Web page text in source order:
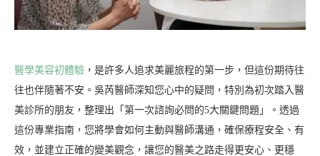
醫學美容初體驗 ，是許多人追求美麗旅程的第一步，但這份期待往
往也伴隨著不安。吳芮醫師深知您心中的疑問，特別為初次踏入醫
美診所的朋友，整理出「第一次諮詢必問的5大關鍵問題」。透過
這份專業指南，您將學會如何主動與醫師溝通，確保療程安全、有
效，並建立正確的變美觀念，讓您的醫美之路走得更安心、更穩